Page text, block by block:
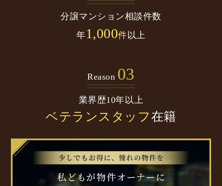
分譲マンション相談件数
年1,000件 以上
Reason 03
業界歴10年以上
ベテランスタッフ在籍